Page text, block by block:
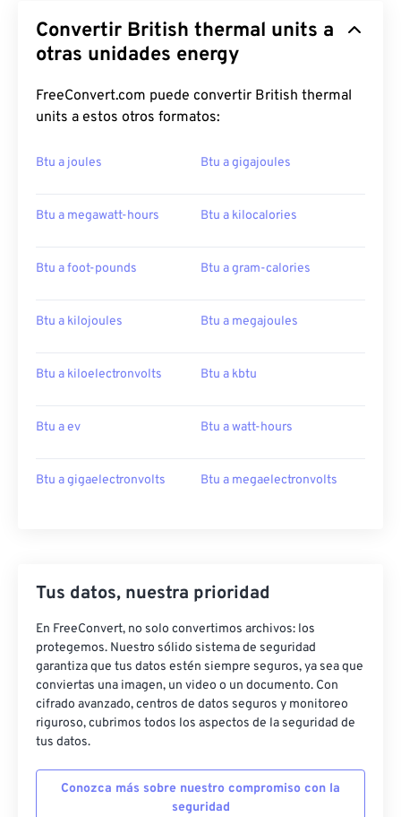
Convertir British thermal units a
otras unidades energy
FreeConvert.com puede convertir British thermal
units a estos otros formatos:
Btu a joules Btu a gigajoules
Btu a megawatt-hours Btu a kilocalories
Btu a foot-pounds Btu a gram-calories
Btu a kilojoules Btu a megajoules
Btu a kiloelectronvolts Btu a kbtu
Btu a ev Btu a watt-hours
Btu a gigaelectronvolts Btu a megaelectronvolts
Tus datos, nuestra prioridad
En FreeConvert, no solo convertimos archivos: los
protegemos. Nuestro sólido sistema de seguridad
garantiza que tus datos estén siempre seguros, ya sea que
conviertas una imagen, un video o un documento. Con
cifrado avanzado, centros de datos seguros y monitoreo
riguroso, cubrimos todos los aspectos de la seguridad de
tus datos.
Conozca más sobre nuestro compromiso con la
seguridad